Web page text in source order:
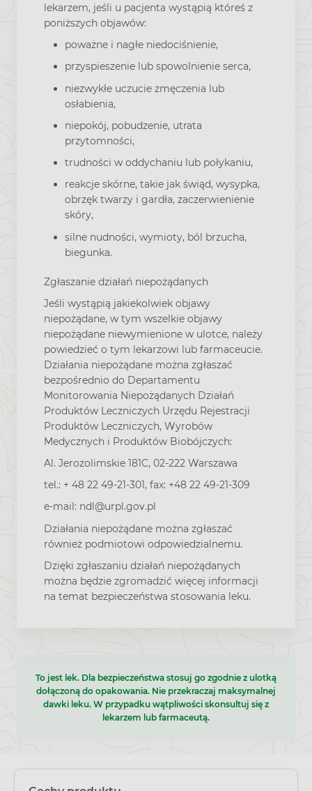
lekarzem, jeśli u pacjenta wystąpią któreś z
poniższych objawów:
poważne i nagłe niedociśnienie,
przyspieszenie lub spowolnienie serca,
niezwykłe uczucie zmęczenia lub
osłabienia,
niepokój, pobudzenie, utrata
przytomności,
trudności w oddychaniu lub połykaniu,
reakcje skórne, takie jak świąd, wysypka,
obrzęk twarzy i gardła, zaczerwienienie
skóry,
silne nudności, wymioty, ból brzucha,
biegunka.
Zgłaszanie działań niepożądanych
Jeśli wystąpią jakiekolwiek objawy
niepożądane, w tym wszelkie objawy
niepożądane niewymienione w ulotce, należy
powiedzieć o tym lekarzowi lub farmaceucie.
Działania niepożądane można zgłaszać
bezpośrednio do Departamentu
Monitorowania Niepożądanych Działań
Produktów Leczniczych Urzędu Rejestracji
Produktów Leczniczych, Wyrobów
Medycznych i Produktów Biobójczych:
Al. Jerozolimskie 181C, 02-222 Warszawa
tel.: + 48 22 49-21-301, fax: +48 22 49-21-309
e-mail: ndl@urpl.gov.pl
Działania niepożądane można zgłaszać
również podmiotowi odpowiedzialnemu.
Dzięki zgłaszaniu działań niepożądanych
można będzie zgromadzić więcej informacji
na temat bezpieczeństwa stosowania leku.
To jest lek. Dla bezpieczeństwa stosuj go zgodnie z ulotką
dołączoną do opakowania. Nie przekraczaj maksymalnej
dawki leku. W przypadku wątpliwości skonsultuj się z
lekarzem lub farmaceutą.